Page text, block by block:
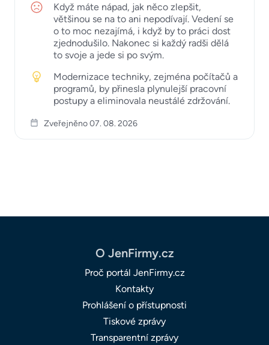
Když máte nápad, jak něco zlepšit,
většinou se na to ani nepodívají. Vedení se
o to moc nezajímá, i když by to práci dost
zjednodušilo. Nakonec si každý radši dělá
to svoje a jede si po svým.
Modernizace techniky, zejména počítačů a
programů, by přinesla plynulejší pracovní
postupy a eliminovala neustálé zdržování.
Zveřejněno 07. 08. 2026
O JenFirmy.cz
Proč portál JenFirmy.cz
Kontakty
Prohlášení o přístupnosti
Tiskové zprávy
Transparentní zprávy